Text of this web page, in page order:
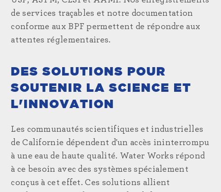
de services traçables et notre documentation
conforme aux BPF permettent de répondre aux
attentes réglementaires.
DES SOLUTIONS POUR
SOUTENIR LA SCIENCE ET
L'INNOVATION
Les communautés scientifiques et industrielles
de Californie dépendent d'un accès ininterrompu
à une eau de haute qualité. Water Works répond
à ce besoin avec des systèmes spécialement
conçus à cet effet. Ces solutions allient